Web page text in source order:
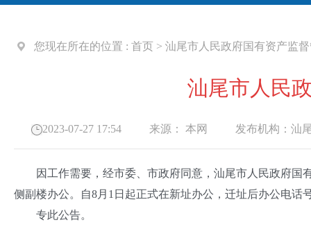
您现在所在的位置 : 首页 > 汕尾市人民政府国有资产监
汕尾市人民
2023-07-27 17:54 来源： 本网 发布机构： 汕
因工作需要，经市委、市政府同意，汕尾市人民政府国
侧副楼办公。自8月1日起正式在新址办公，迁址后办公电话
专此公告。